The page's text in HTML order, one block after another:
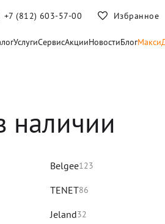
УслугиСервисАкцииНовостиБлог
+7 (812) 603-57-00 Избранное
наличии
Belgee123
TENET86
Jeland32